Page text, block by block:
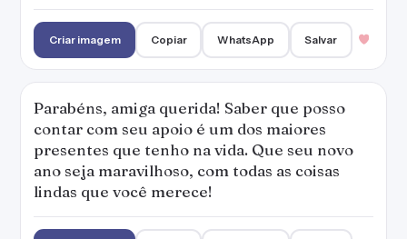
Criar imagem Copiar WhatsApp Salvar
Parabéns, amiga querida! Saber que posso
contar com seu apoio é um dos maiores
presentes que tenho na vida. Que seu novo
ano seja maravilhoso, com todas as coisas
lindas que você merece!